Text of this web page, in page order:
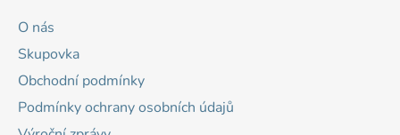
O nás
Skupovka
Obchodní podmínky
Podmínky ochrany osobních údajů